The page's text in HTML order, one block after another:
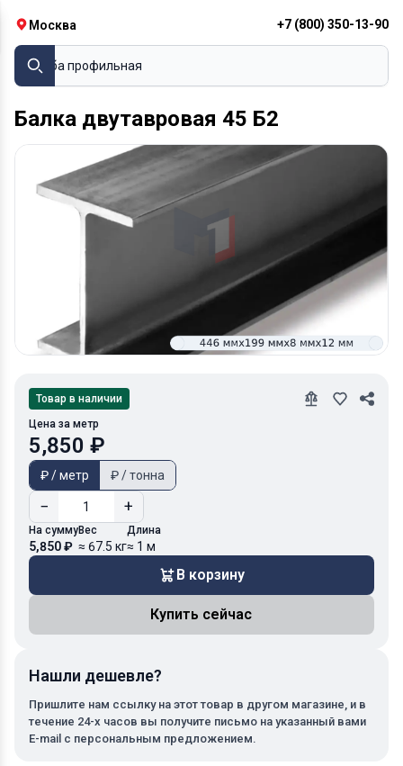
Москва +7 (800) 350-13-90
Труба профильная
Балка двутавровая 45 Б2
Товар в наличии
Цена за метр
5,850 ₽
₽ / метр ₽ / тонна
− +
На сумму
5,850 ₽
Вес
≈ 67.5 кг
Длина
≈ 1 м
В корзину
Купить сейчас
Нашли дешевле?
Пришлите нам ссылку на этот товар в другом магазине, и в
течение 24-х часов вы получите письмо на указанный вами
E-mail с персональным предложением.